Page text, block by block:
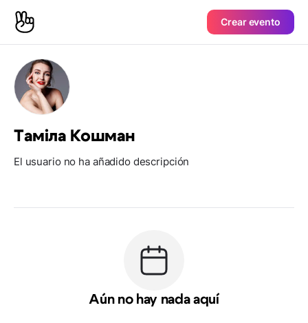
Crear evento
Таміла Кошман
El usuario no ha añadido descripción
Aún no hay nada aquí